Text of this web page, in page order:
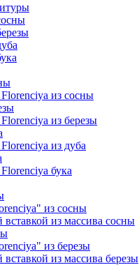
из сосны
из березы
из дуба
бука
из сосны
из массива сосны
из березы
из массива березы